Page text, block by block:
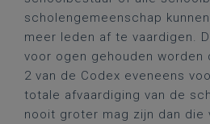
scholengemeenschap
meer leden af te vaardigen.
voor ogen gehouden worden
2 van de Codex eveneens
totale afvaardiging van de
nooit groter mag zijn dan die